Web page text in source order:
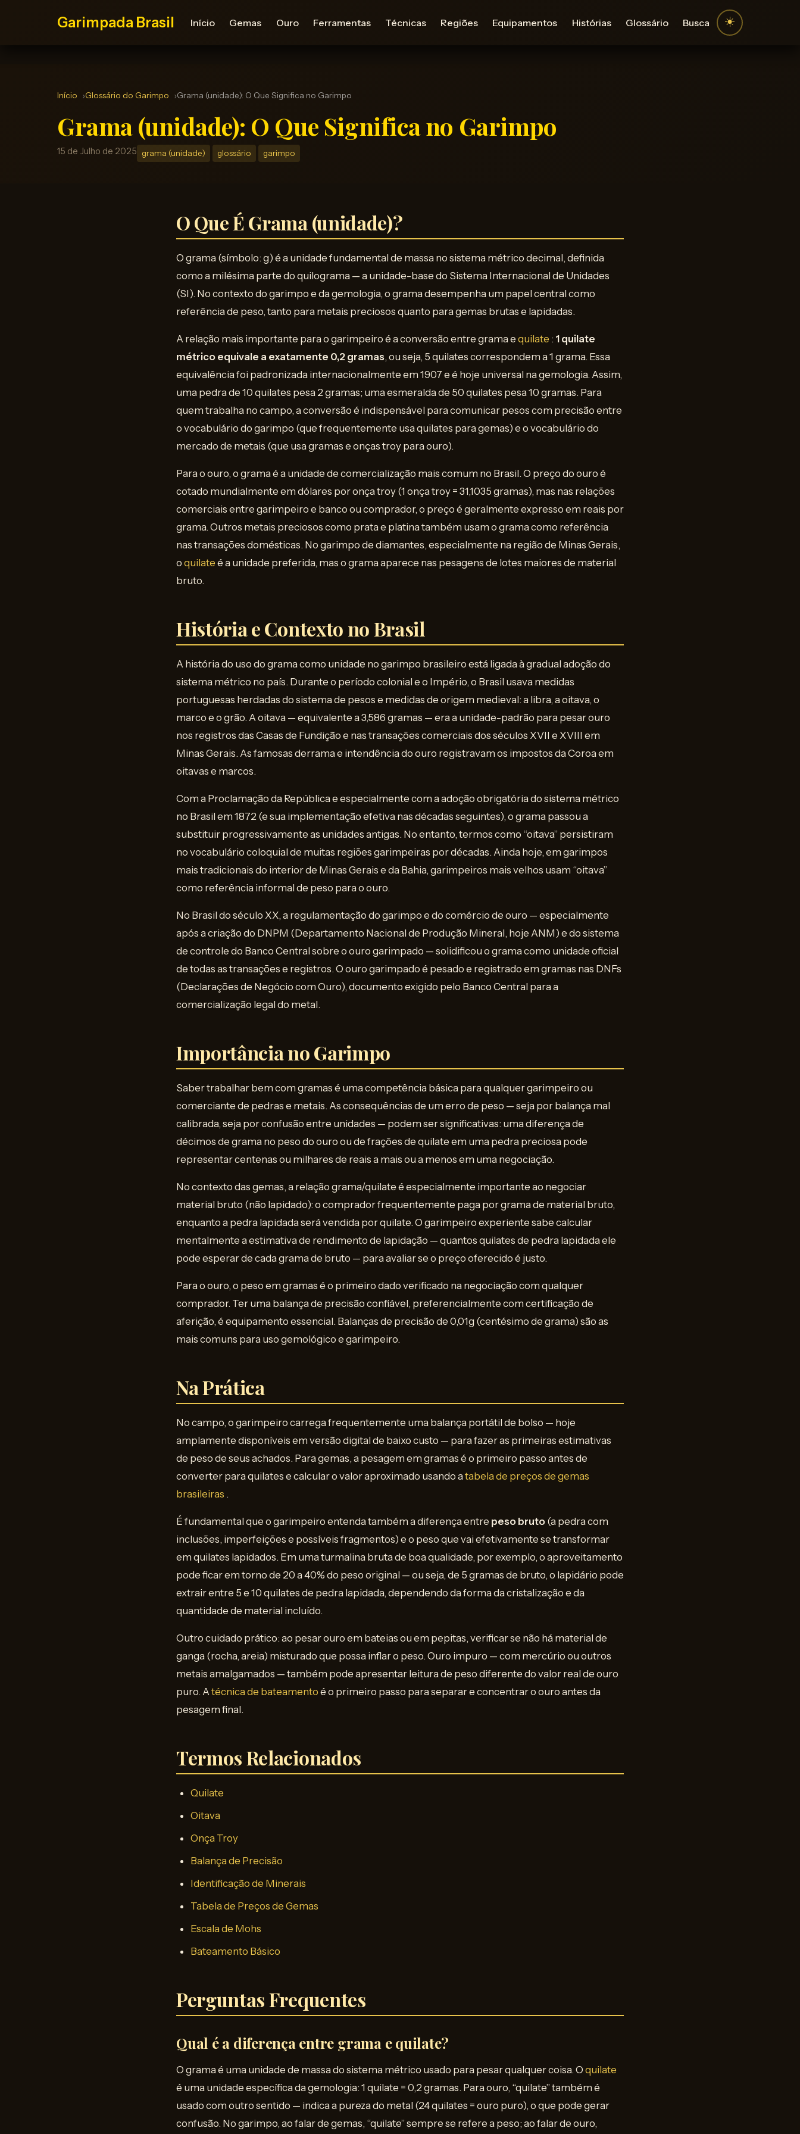
Garimpada Brasil Início Gemas Ouro Ferramentas Técnicas Regiões Equipamentos Histórias Glossário Busca ☀️
Início Glossário do Garimpo Grama (unidade): O Que Significa no Garimpo
Grama (unidade): O Que Significa no Garimpo
15 de Julho de 2025 grama (unidade) glossário garimpo
O Que É Grama (unidade)?
O grama (símbolo: g) é a unidade fundamental de massa no sistema métrico decimal, definida
como a milésima parte do quilograma — a unidade-base do Sistema Internacional de Unidades
(SI). No contexto do garimpo e da gemologia, o grama desempenha um papel central como
referência de peso, tanto para metais preciosos quanto para gemas brutas e lapidadas.
A relação mais importante para o garimpeiro é a conversão entre grama e quilate : 1 quilate
métrico equivale a exatamente 0,2 gramas, ou seja, 5 quilates correspondem a 1 grama. Essa
equivalência foi padronizada internacionalmente em 1907 e é hoje universal na gemologia. Assim,
uma pedra de 10 quilates pesa 2 gramas; uma esmeralda de 50 quilates pesa 10 gramas. Para
quem trabalha no campo, a conversão é indispensável para comunicar pesos com precisão entre
o vocabulário do garimpo (que frequentemente usa quilates para gemas) e o vocabulário do
mercado de metais (que usa gramas e onças troy para ouro).
Para o ouro, o grama é a unidade de comercialização mais comum no Brasil. O preço do ouro é
cotado mundialmente em dólares por onça troy (1 onça troy = 31,1035 gramas), mas nas relações
comerciais entre garimpeiro e banco ou comprador, o preço é geralmente expresso em reais por
grama. Outros metais preciosos como prata e platina também usam o grama como referência
nas transações domésticas. No garimpo de diamantes, especialmente na região de Minas Gerais,
o quilate é a unidade preferida, mas o grama aparece nas pesagens de lotes maiores de material
bruto.
História e Contexto no Brasil
A história do uso do grama como unidade no garimpo brasileiro está ligada à gradual adoção do
sistema métrico no país. Durante o período colonial e o Império, o Brasil usava medidas
portuguesas herdadas do sistema de pesos e medidas de origem medieval: a libra, a oitava, o
marco e o grão. A oitava — equivalente a 3,586 gramas — era a unidade-padrão para pesar ouro
nos registros das Casas de Fundição e nas transações comerciais dos séculos XVII e XVIII em
Minas Gerais. As famosas derrama e intendência do ouro registravam os impostos da Coroa em
oitavas e marcos.
Com a Proclamação da República e especialmente com a adoção obrigatória do sistema métrico
no Brasil em 1872 (e sua implementação efetiva nas décadas seguintes), o grama passou a
substituir progressivamente as unidades antigas. No entanto, termos como “oitava” persistiram
no vocabulário coloquial de muitas regiões garimpeiras por décadas. Ainda hoje, em garimpos
mais tradicionais do interior de Minas Gerais e da Bahia, garimpeiros mais velhos usam “oitava”
como referência informal de peso para o ouro.
No Brasil do século XX, a regulamentação do garimpo e do comércio de ouro — especialmente
após a criação do DNPM (Departamento Nacional de Produção Mineral, hoje ANM) e do sistema
de controle do Banco Central sobre o ouro garimpado — solidificou o grama como unidade oficial
de todas as transações e registros. O ouro garimpado é pesado e registrado em gramas nas DNFs
(Declarações de Negócio com Ouro), documento exigido pelo Banco Central para a
comercialização legal do metal.
Importância no Garimpo
Saber trabalhar bem com gramas é uma competência básica para qualquer garimpeiro ou
comerciante de pedras e metais. As consequências de um erro de peso — seja por balança mal
calibrada, seja por confusão entre unidades — podem ser significativas: uma diferença de
décimos de grama no peso do ouro ou de frações de quilate em uma pedra preciosa pode
representar centenas ou milhares de reais a mais ou a menos em uma negociação.
No contexto das gemas, a relação grama/quilate é especialmente importante ao negociar
material bruto (não lapidado): o comprador frequentemente paga por grama de material bruto,
enquanto a pedra lapidada será vendida por quilate. O garimpeiro experiente sabe calcular
mentalmente a estimativa de rendimento de lapidação — quantos quilates de pedra lapidada ele
pode esperar de cada grama de bruto — para avaliar se o preço oferecido é justo.
Para o ouro, o peso em gramas é o primeiro dado verificado na negociação com qualquer
comprador. Ter uma balança de precisão confiável, preferencialmente com certificação de
aferição, é equipamento essencial. Balanças de precisão de 0,01g (centésimo de grama) são as
mais comuns para uso gemológico e garimpeiro.
Na Prática
No campo, o garimpeiro carrega frequentemente uma balança portátil de bolso — hoje
amplamente disponíveis em versão digital de baixo custo — para fazer as primeiras estimativas
de peso de seus achados. Para gemas, a pesagem em gramas é o primeiro passo antes de
converter para quilates e calcular o valor aproximado usando atabela de preços de gemas
brasileiras .
É fundamental que o garimpeiro entenda também a diferença entre peso bruto (a pedra com
inclusões, imperfeições e possíveis fragmentos) e o peso que vai efetivamente se transformar
em quilates lapidados. Em uma turmalina bruta de boa qualidade, por exemplo, o aproveitamento
pode ficar em torno de 20 a 40% do peso original — ou seja, de 5 gramas de bruto, o lapidário pode
extrair entre 5 e 10 quilates de pedra lapidada, dependendo da forma da cristalização e da
quantidade de material incluído.
Outro cuidado prático: ao pesar ouro em bateias ou em pepitas, verificar se não há material de
ganga (rocha, areia) misturado que possa inflar o peso. Ouro impuro — com mercúrio ou outros
metais amalgamados — também pode apresentar leitura de peso diferente do valor real de ouro
puro. Atécnica de bateamento é o primeiro passo para separar e concentrar o ouro antes da
pesagem final.
Termos Relacionados
Quilate
Oitava
Onça Troy
Balança de Precisão
Identificação de Minerais
Tabela de Preços de Gemas
Escala de Mohs
Bateamento Básico
Perguntas Frequentes
Qual é a diferença entre grama e quilate?
O grama é uma unidade de massa do sistema métrico usado para pesar qualquer coisa. O quilate
é uma unidade específica da gemologia: 1 quilate = 0,2 gramas. Para ouro, “quilate” também é
usado com outro sentido — indica a pureza do metal (24 quilates = ouro puro), o que pode gerar
confusão. No garimpo, ao falar de gemas, “quilate” sempre se refere a peso; ao falar de ouro,